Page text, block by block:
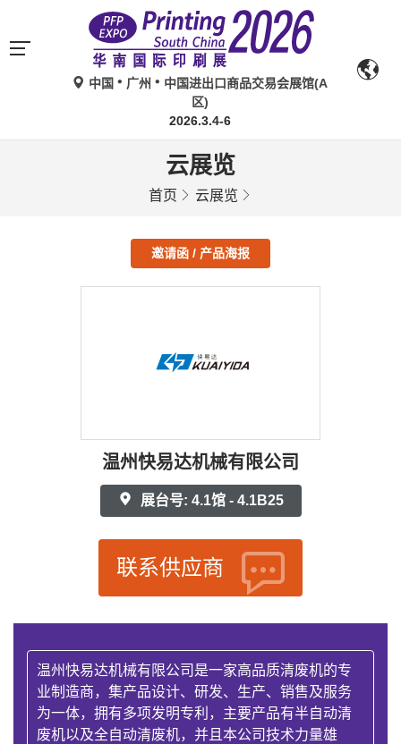
中国 广州
中国进出口商品交易会展馆(A
区)
2026.3.4-6
云展览
首页 云展览
邀请函 / 产品海报
温州快易达机械有限公司
展台号: 4.1馆 - 4.1B25
联系供应商
温州快易达机械有限公司是一家高品质清废机的专
业制造商，集产品设计、研发、生产、销售及服务
为一体，拥有多项发明专利，主要产品有半自动清
废机以及全自动清废机，并且本公司技术力量雄